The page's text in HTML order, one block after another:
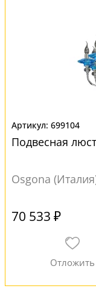
699104
Подвесная
Osgona
70 533 ₽